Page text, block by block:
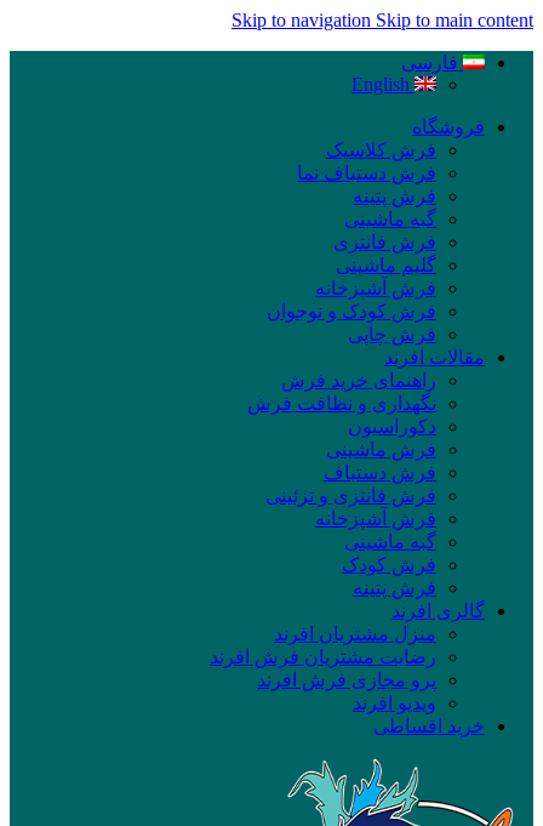
Skip to navigation Skip to main content
فارسی
English
فروشگاه
فرش کلاسیک
فرش دستباف نما
فرش پتینه
گبه ماشینی
فرش فانتزی
گلیم ماشینی
فرش آشپزخانه
فرش کودک و نوجوان
فرش چاپی
مقالات افرند
راهنمای خرید فرش
نگهداری و نظافت فرش
دکوراسیون
فرش ماشینی
فرش دستباف
فرش فانتزی و تزئینی
فرش آشپزخانه
گبه ماشینی
فرش کودک
فرش پتینه
گالری افرند
منزل مشتریان افرند
رضایت مشتریان فرش افرند
پرو مجازی فرش افرند
ویدیو افرند
خرید اقساطی